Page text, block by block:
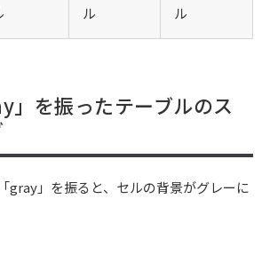
ル
ル
」を振ったテーブルのス
gray」を振ると、セルの背景がグレーに